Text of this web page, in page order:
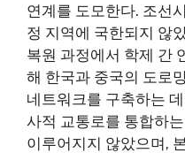
연계를 도모한다. 조선
정 지역에 국한되지 않
복원 과정에서 학제 간
해 한국과 중국의 도로
네트워크를 구축하는
사적 교통로를 통합하
이루어지지 않았으며,